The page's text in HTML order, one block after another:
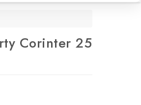
Corinter 25